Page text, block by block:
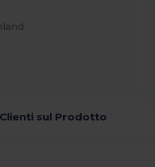
sul Prodotto